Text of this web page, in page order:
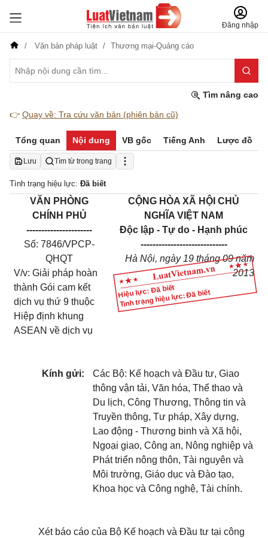
Đăng nhập
Văn bản pháp luật Thương mại-Quảng cáo
Tìm nâng cao
👉 Quay về: Tra cứu văn bản (phiên bản cũ)
Tổng quan Nội dung VB gốc Tiếng Anh Lược đồ
Lưu Tìm từ trong trang
Tình trạng hiệu lực: Đã biết
Hiệu lực: Đã biết
Tình trạng hiệu lực: Đã biết
VĂN PHÒNG
CHÍNH PHỦ
----------------------
Số: 7846/VPCP-
QHQT
V/v: Giải pháp hoàn
thành Gói cam kết
dịch vụ thứ 9 thuộc
Hiệp định khung
ASEAN về dịch vụ
CỘNG HÒA XÃ HỘI CHỦ
NGHĨA VIỆT NAM
Độc lập - Tự do - Hạnh phúc
-----------------------------
Hà Nội, ngày 19 tháng 09 năm
2013
Kính gửi:
Các Bộ: Kế hoạch và Đầu tư, Giao
thông vận tải, Văn hóa, Thể thao và
Du lịch, Công Thương, Thông tin và
Truyền thông, Tư pháp, Xây dựng,
Lao động - Thương binh và Xã hội,
Ngoại giao, Công an, Nông nghiệp và
Phát triển nông thôn, Tài nguyên và
Môi trường, Giáo dục và Đào tạo,
Khoa học và Công nghệ, Tài chính.
Xét báo cáo của Bộ Kế hoạch và Đầu tư tại công